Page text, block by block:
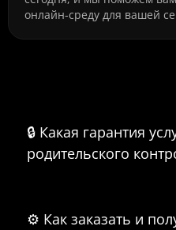
онлайн-среду для вашей
🔒 Какая гарантия
родительского
⚙️ Как заказать и